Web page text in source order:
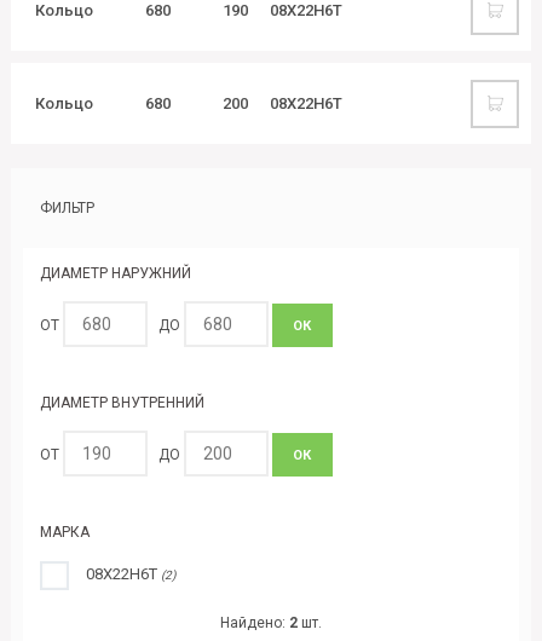
Кольцо 680 190 08Х22Н6Т
Кольцо 680 200 08Х22Н6Т
ФИЛЬТР
ДИАМЕТР НАРУЖНИЙ
ОТ ДО ОК
ДИАМЕТР ВНУТРЕННИЙ
ОТ ДО ОК
МАРКА
08Х22Н6Т (2)
Найдено: 2шт.